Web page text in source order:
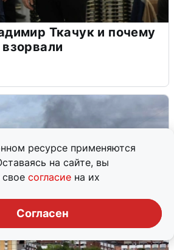
ресурсе применяются
на сайте, вы
согласие на их
Согласен
Ткачук и почему